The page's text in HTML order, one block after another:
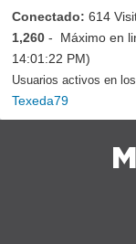
Conectado: 614
1,260 - Máximo en
14:01:22 PM)
Usuarios activos en
Texeda79